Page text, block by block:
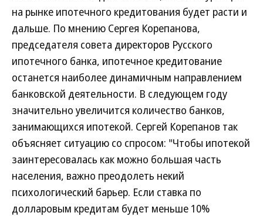
на рынке ипотечного кредитования будет расти и
дальше. По мнению Сергея Корепанова,
председателя совета директоров Русского
ипотечного банка, ипотечное кредитование
останется наиболее динамичным направлением
банковской деятельности. В следующем году
значительно увеличится количество банков,
занимающихся ипотекой. Сергей Корепанов так
объясняет ситуацию со спросом: "Чтобы ипотекой
заинтересовалась как можно большая часть
населения, важно преодолеть некий
психологический барьер. Если ставка по
долларовым кредитам будет меньше 10%